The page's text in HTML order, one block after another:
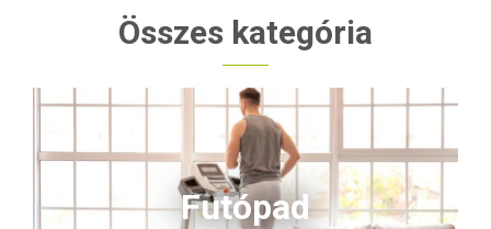
Összes kategória
Futópad